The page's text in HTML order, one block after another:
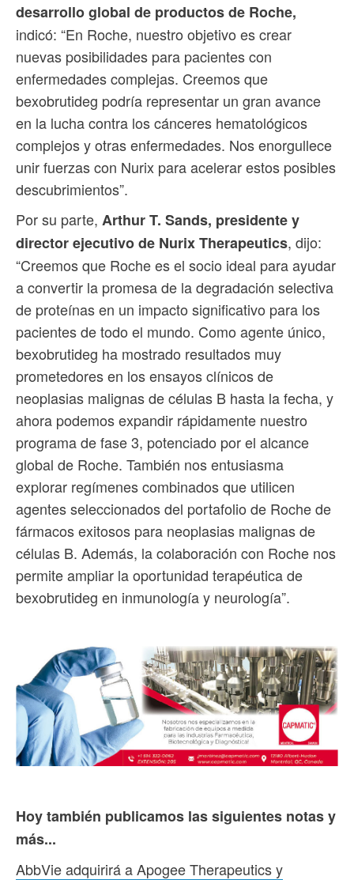
desarrollo global de productos de Roche,
indicó: “En Roche, nuestro objetivo es crear
nuevas posibilidades para pacientes con
enfermedades complejas. Creemos que
bexobrutideg podría representar un gran avance
en la lucha contra los cánceres hematológicos
complejos y otras enfermedades. Nos enorgullece
unir fuerzas con Nurix para acelerar estos posibles
descubrimientos”.
Por su parte, Arthur T. Sands, presidente y
director ejecutivo de Nurix Therapeutics, dijo:
“Creemos que Roche es el socio ideal para ayudar
a convertir la promesa de la degradación selectiva
de proteínas en un impacto significativo para los
pacientes de todo el mundo. Como agente único,
bexobrutideg ha mostrado resultados muy
prometedores en los ensayos clínicos de
neoplasias malignas de células B hasta la fecha, y
ahora podemos expandir rápidamente nuestro
programa de fase 3, potenciado por el alcance
global de Roche. También nos entusiasma
explorar regímenes combinados que utilicen
agentes seleccionados del portafolio de Roche de
fármacos exitosos para neoplasias malignas de
células B. Además, la colaboración con Roche nos
permite ampliar la oportunidad terapéutica de
bexobrutideg en inmunología y neurología”.
Hoy también publicamos las siguientes notas y
más...
AbbVie adquirirá a Apogee Therapeutics y